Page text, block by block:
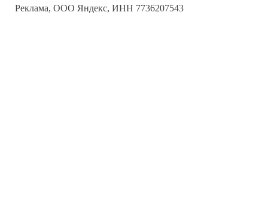
Реклама, ООО Яндекс, ИНН 7736207543